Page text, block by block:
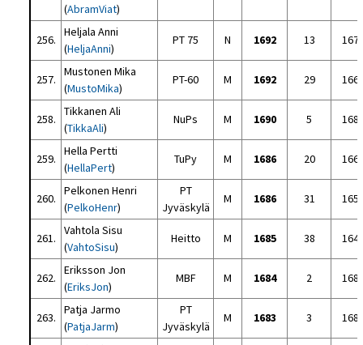
(AbramViat)
256.
Heljala Anni
(HeljaAnni)
PT 75 N 1692 13
257.
Mustonen Mika
(MustoMika)
PT-60 M 1692 29
258.
Tikkanen Ali
(TikkaAli)
NuPs M 1690 5
259.
Hella Pertti
(HellaPert)
TuPy M 1686 20
260.
Pelkonen Henri
(PelkoHenr)
PT
Jyväskylä
M 1686 31
261.
Vahtola Sisu
(VahtoSisu)
Heitto M 1685 38
262.
Eriksson Jon
(EriksJon)
MBF M 1684 2
263.
Patja Jarmo
(PatjaJarm)
PT
Jyväskylä
M 1683 3